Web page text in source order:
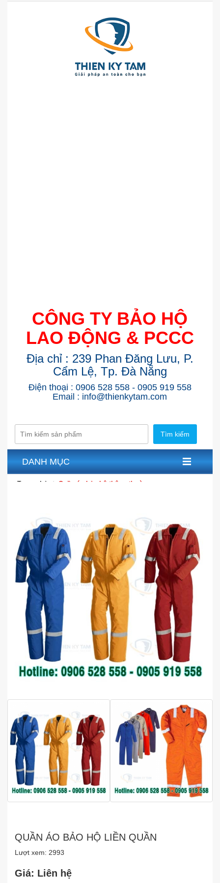
CÔNG TY BẢO HỘ
LAO ĐỘNG & PCCC
Địa chỉ : 239 Phan Đăng Lưu, P.
Cẩm Lệ, Tp. Đà Nẵng
Điện thoại : 0906 528 558 - 0905 919 558
Email : info@thienkytam.com
Tìm kiếm
DANH MỤC
Trang chủ Quần áo bảo hộ thông thường
QUẦN ÁO BẢO HỘ LIỀN QUẦN
Lượt xem: 2993
Giá: Liên hệ